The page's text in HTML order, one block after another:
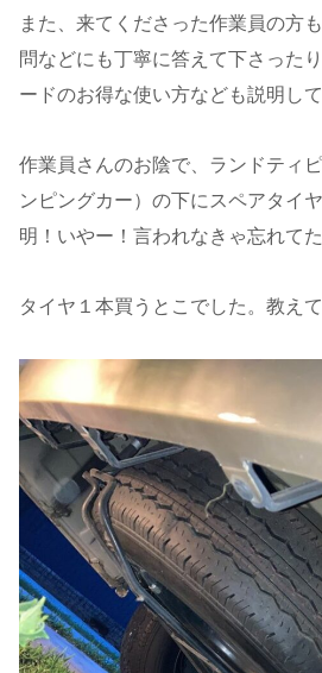
また、来てくださった作業員の方
問などにも丁寧に答えて下さった
ードのお得な使い方なども説明し
作業員さんのお陰で、ランドティ
ンピングカー）の下にスペアタイ
明！いやー！言われなきゃ忘れてた
タイヤ１本買うとこでした。教え